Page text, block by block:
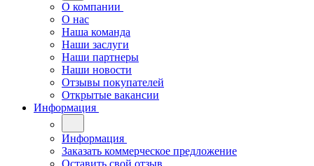
О компании
О нас
Наша команда
Наши заслуги
Наши партнеры
Наши новости
Отзывы покупателей
Открытые вакансии
Информация
Информация
Заказать коммерческое предложение
Оставить свой отзыв